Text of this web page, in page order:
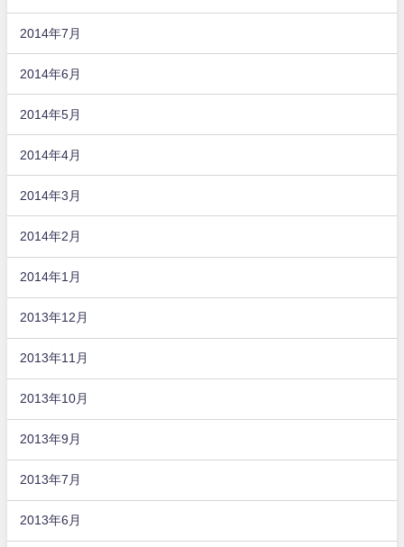
2014年7月
2014年6月
2014年5月
2014年4月
2014年3月
2014年2月
2014年1月
2013年12月
2013年11月
2013年10月
2013年9月
2013年7月
2013年6月